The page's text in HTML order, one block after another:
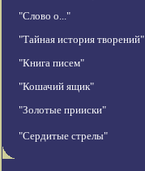
"Слово о..."
"Тайная история творений"
"Книга писем"
"Кошачий ящик"
"Золотые прииски"
"Сердитые стрелы"